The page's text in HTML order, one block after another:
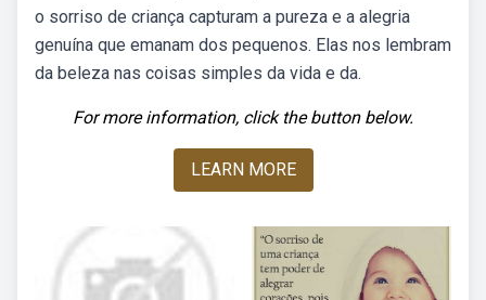
o sorriso de criança capturam a pureza e a alegria
genuína que emanam dos pequenos. Elas nos lembram
da beleza nas coisas simples da vida e da.
For more information, click the button below.
LEARN MORE